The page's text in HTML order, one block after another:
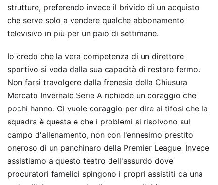
strutture, preferendo invece il brivido di un acquisto
che serve solo a vendere qualche abbonamento
televisivo in più per un paio di settimane.
Io credo che la vera competenza di un direttore
sportivo si veda dalla sua capacità di restare fermo.
Non farsi travolgere dalla frenesia della Chiusura
Mercato Invernale Serie A richiede un coraggio che
pochi hanno. Ci vuole coraggio per dire ai tifosi che la
squadra è questa e che i problemi si risolvono sul
campo d'allenamento, non con l'ennesimo prestito
oneroso di un panchinaro della Premier League. Invece
assistiamo a questo teatro dell'assurdo dove
procuratori famelici spingono i propri assistiti da una